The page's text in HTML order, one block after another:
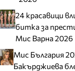
24 красавици
битка за
Мис Варна 2026
Мис България
Бакърджиева